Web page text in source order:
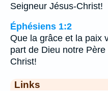
Seigneur Jésus-Christ!
Éphésiens 1:2
Que la grâce et la paix
part de Dieu notre
Christ!
Links